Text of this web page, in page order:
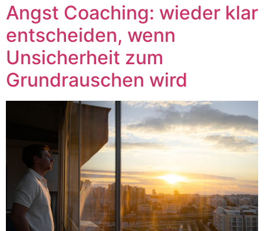
Angst Coaching: wieder klar
entscheiden, wenn
Unsicherheit zum
Grundrauschen wird